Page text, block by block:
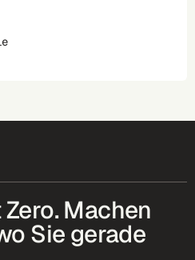
Machen
Sie gerade